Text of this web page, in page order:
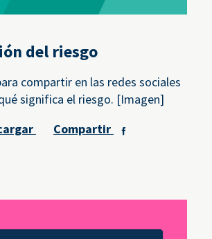
del riesgo
compartir en las redes sociales
significa el riesgo. [Imagen]
Compartir